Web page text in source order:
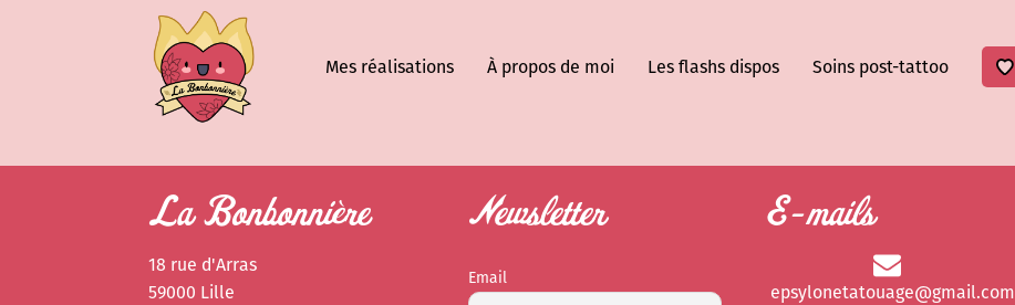
Mes réalisations À propos de moi Les flashs dispos Soins post-tattoo
La Bonbonnière
18 rue d'Arras
59000 Lille
Newsletter
Email
E-mails
epsylonetatouage@gmail.com